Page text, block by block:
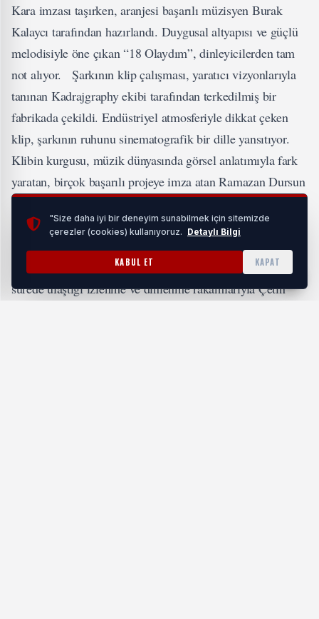
Kara imzası taşırken, aranjesi başarılı müzisyen Burak
Kalaycı tarafından hazırlandı. Duygusal altyapısı ve güçlü
melodisiyle öne çıkan “18 Olaydım”, dinleyicilerden tam
not alıyor. Şarkının klip çalışması, yaratıcı vizyonlarıyla
tanınan Kadrajgraphy ekibi tarafından terkedilmiş bir
fabrikada çekildi. Endüstriyel atmosferiyle dikkat çeken
klip, şarkının ruhunu sinematografik bir dille yansıtıyor.
Klibin kurgusu, müzik dünyasında görsel anlatımıyla fark
yaratan, birçok başarılı projeye imza atan Ramazan Dursun
ve Kasım Türküncü tarafından gerçekleştirildi. İkilinin
güçlü ritim duygusu ve çarpıcı geçişleri, klibi sıradan bir
bir görsel şölene dönüştürüyor. “18 Olaydım”, kısa
sürede ulaştığı izlenme ve dinlenme rakamlarıyla Çetin
"Size daha iyi bir deneyim sunabilmek için sitemizde
çerezler (cookies) kullanıyoruz. Detaylı Bilgi
KABUL ET KAPAT